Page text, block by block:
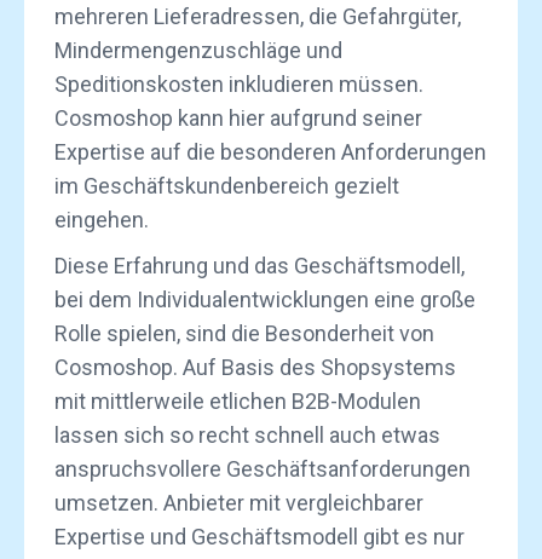
mehreren Lieferadressen, die Gefahrgüter,
Mindermengenzuschläge und
Speditionskosten inkludieren müssen.
Cosmoshop kann hier aufgrund seiner
Expertise auf die besonderen Anforderungen
im Geschäftskundenbereich gezielt
eingehen.
Diese Erfahrung und das Geschäftsmodell,
bei dem Individualentwicklungen eine große
Rolle spielen, sind die Besonderheit von
Cosmoshop. Auf Basis des Shopsystems
mit mittlerweile etlichen B2B-Modulen
lassen sich so recht schnell auch etwas
anspruchsvollere Geschäftsanforderungen
umsetzen. Anbieter mit vergleichbarer
Expertise und Geschäftsmodell gibt es nur